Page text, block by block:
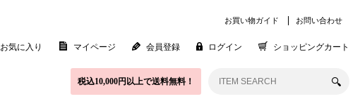
お買い物ガイド お問い合わせ
お気に入り マイページ 会員登録 ログイン ショッピングカート
税込10,000円以上で送料無料！